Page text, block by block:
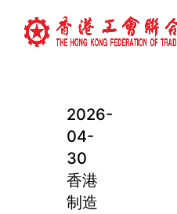
2026-
04-
30
香港
制造